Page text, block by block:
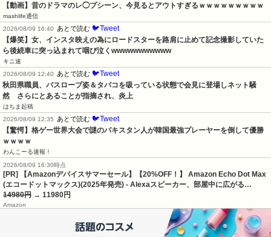
【動画】昔のドラマのレ◯プシーン、今見るとアウトすぎるｗｗｗｗｗｗｗｗｗ
mashlife通信
2026/08/09 16:40
あとで読む 🐦Tweet
【爆笑】女、インスタ映えの為にロードスターを路肩に止めて記念撮影していた
ら後続車に突っ込まれて咽び泣くwwwwwwwwwww
キニ速
2026/08/09 12:40
あとで読む 🐦Tweet
秋田県職員、バスローブ姿＆タバコを吸っている状態で会見に登場しネット騒
然　さらにとあることが指摘され、炎上
はちま起稿
2026/08/09 12:35
あとで読む 🐦Tweet
【驚愕】格ゲー世界大会で謎のパキスタン人が韓国最強プレーヤーを倒して優勝
ｗｗｗｗ
わんこーる速報！
2026/08/09 16:30時点
[PR] 【Amazonデバイスサマーセール】【20%OFF！】 Amazon Echo Dot Max
(エコードットマックス)(2025年発売) - Alexaスピーカー、部屋中に広がる…
14980円 → 11980円
Amazon